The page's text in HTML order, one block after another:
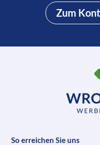
Zum
So erreichen Sie uns